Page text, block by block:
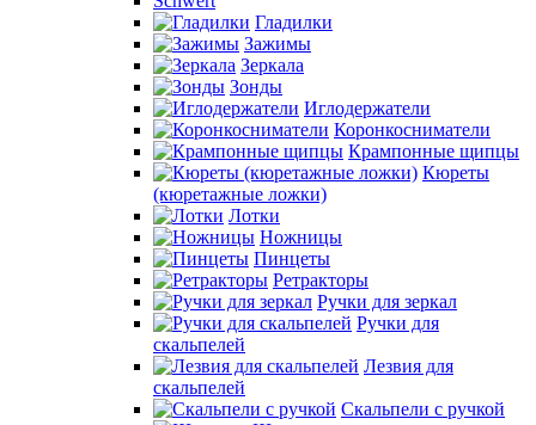
Гладилки
Зажимы
Зеркала
Зонды
Иглодержатели
Коронкосниматели
Крампонные щипцы
Кюреты
(кюретажные ложки)
Лотки
Ножницы
Пинцеты
Ретракторы
Ручки для зеркал
Ручки для
скальпелей
Лезвия для
скальпелей
Скальпели с ручкой